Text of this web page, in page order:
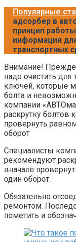
Популярные
адсорбер в
принцип
информация
транспортных
Внимание! Прежде
надо очистить
ключей, которые
болта и
компании
раскрутку болтов
провернуть
оборот
Специалисты
рекомендуют
вначале
один оборот.
Обязательно
ремонтом.
пометить и